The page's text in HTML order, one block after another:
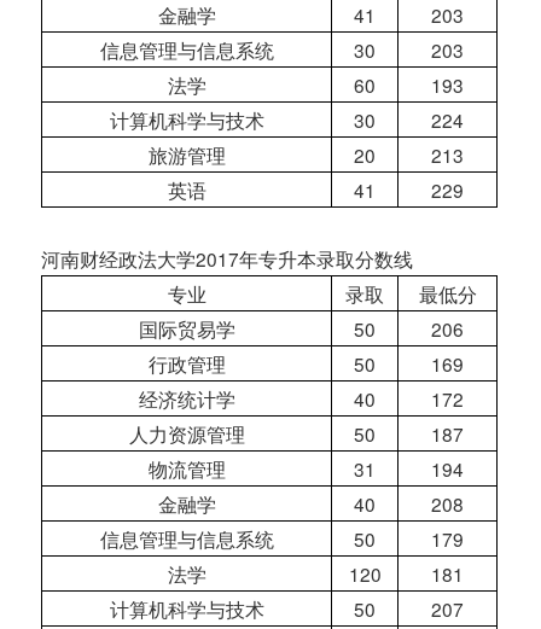
金融学
41
203
信息管理与信息系统
30
203
法学
60
193
计算机科学与技术
30
224
旅游管理
20
213
英语
41 229
河南财经政法大学2017年专升本录取分数线
专业
录取
最低分
国际贸易学
50
206
行政管理
50
169
经济统计学
40
172
人力资源管理
50
187
物流管理
31
194
金融学
40
208
信息管理与信息系统
50
179
法学
120
181
计算机科学与技术
50
207